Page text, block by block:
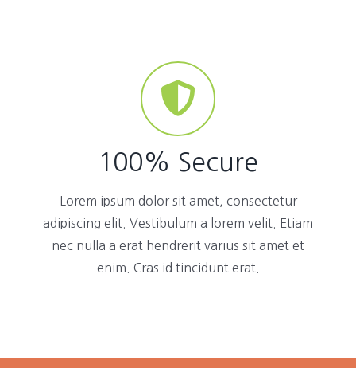
100% Secure
Lorem ipsum dolor sit amet, consectetur
adipiscing elit. Vestibulum a lorem velit. Etiam
nec nulla a erat hendrerit varius sit amet et
enim. Cras id tincidunt erat.